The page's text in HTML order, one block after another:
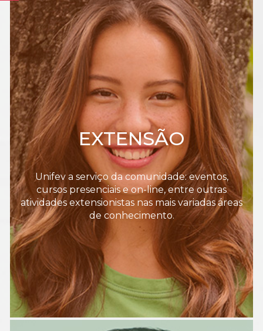
EXTENSÃO
Unifev a serviço da comunidade: eventos,
cursos presenciais e on-line, entre outras
atividades extensionistas nas mais variadas áreas
de conhecimento.